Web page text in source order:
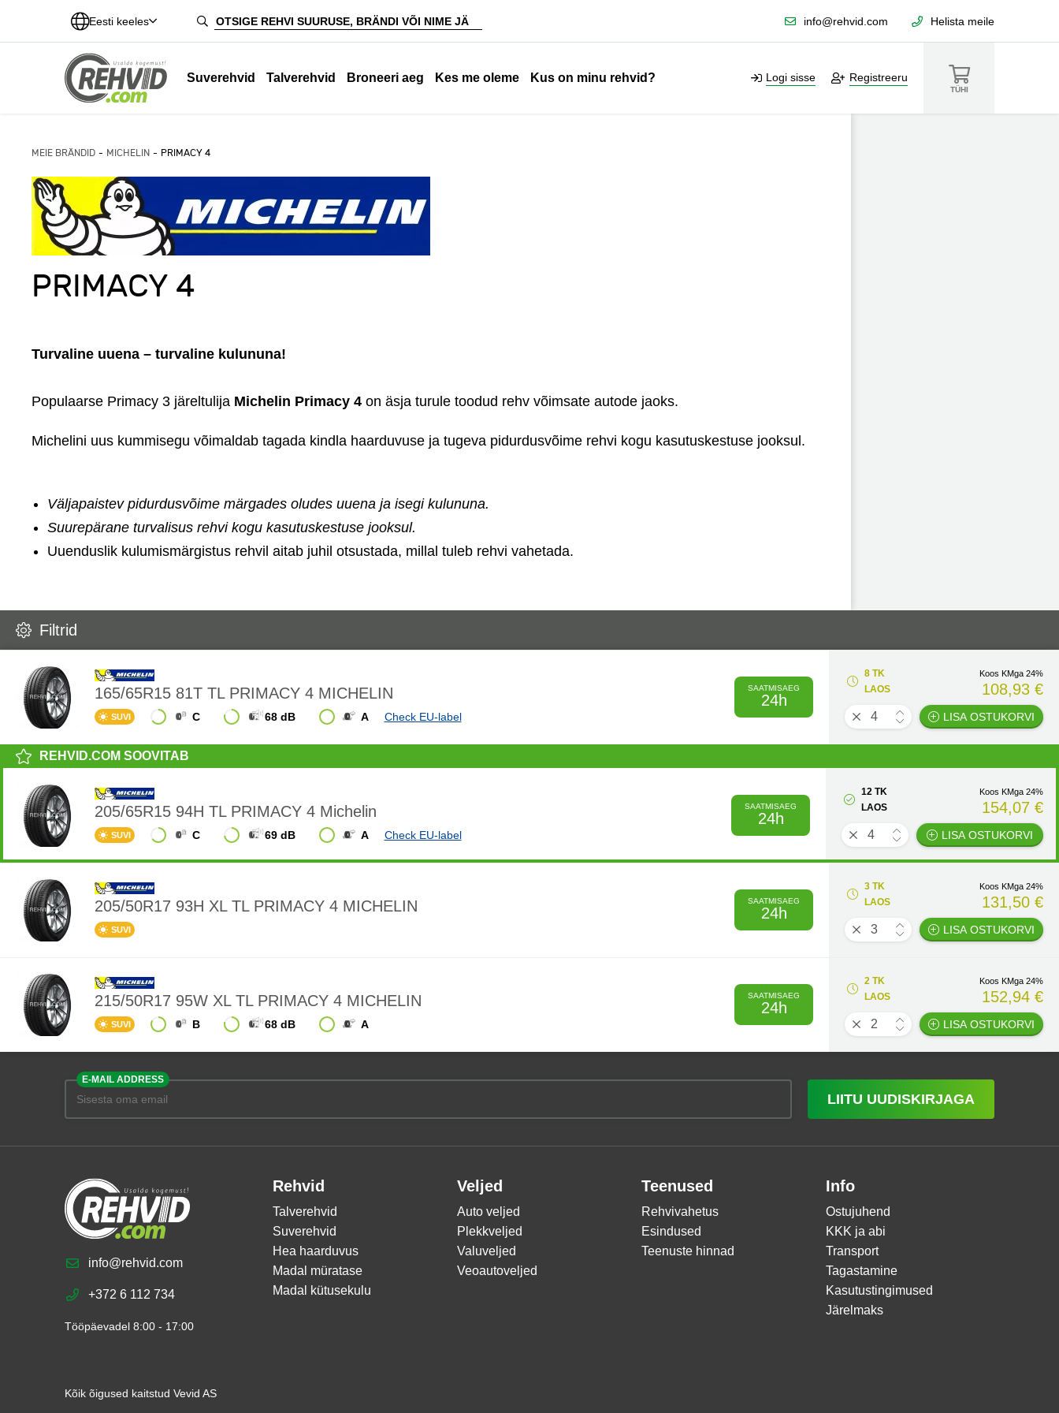
Eesti keeles info@rehvid.com Helista meile
Suverehvid Talverehvid Broneeri aeg Kes me oleme Kus on minu rehvid? Logi sisse Registreeru
TÜHI
MEIE BRÄNDID MICHELIN PRIMACY 4
PRIMACY 4
Turvaline uuena – turvaline kulununa!
Populaarse Primacy 3 järeltulija Michelin Primacy 4 on äsja turule toodud rehv võimsate autode jaoks.
Michelini uus kummisegu võimaldab tagada kindla haarduvuse ja tugeva pidurdusvõime rehvi kogu kasutuskestuse jooksul.
Väljapaistev pidurdusvõime märgades oludes uuena ja isegi kulununa.
Suurepärane turvalisus rehvi kogu kasutuskestuse jooksul.
Uuenduslik kulumismärgistus rehvil aitab juhil otsustada, millal tuleb rehvi vahetada.
Filtrid
165/65R15 81T TL PRIMACY 4 MICHELIN
SUVI C 68 dB A Check EU-label
SAATMISAEG
24h
8 TK
LAOS
Koos KMga 24%
108,93 €
LISA OSTUKORVI
REHVID.COM SOOVITAB
205/65R15 94H TL PRIMACY 4 Michelin
SUVI C 69 dB A Check EU-label
SAATMISAEG
24h
12 TK
LAOS
Koos KMga 24%
154,07 €
LISA OSTUKORVI
205/50R17 93H XL TL PRIMACY 4 MICHELIN
SUVI
SAATMISAEG
24h
3 TK
LAOS
Koos KMga 24%
131,50 €
LISA OSTUKORVI
215/50R17 95W XL TL PRIMACY 4 MICHELIN
SUVI B 68 dB A
SAATMISAEG
24h
2 TK
LAOS
Koos KMga 24%
152,94 €
LISA OSTUKORVI
E-MAIL ADDRESS
LIITU UUDISKIRJAGA
info@rehvid.com
+372 6 112 734
Tööpäevadel 8:00 - 17:00
Rehvid
Talverehvid
Suverehvid
Hea haarduvus
Madal müratase
Madal kütusekulu
Veljed
Auto veljed
Plekkveljed
Valuveljed
Veoautoveljed
Teenused
Rehvivahetus
Esindused
Teenuste hinnad
Info
Ostujuhend
KKK ja abi
Transport
Tagastamine
Kasutustingimused
Järelmaks
Kõik õigused kaitstud Vevid AS